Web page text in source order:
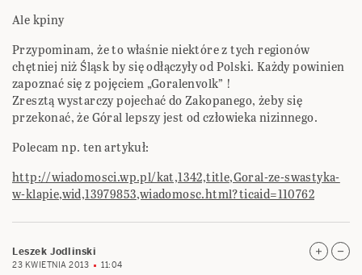
Ale kpiny
Przypominam, że to właśnie niektóre z tych regionów
chętniej niż Śląsk by się odłączyły od Polski. Każdy powinien
zapoznać się z pojęciem „Goralenvolk” !
Zresztą wystarczy pojechać do Zakopanego, żeby się
przekonać, że Góral lepszy jest od człowieka nizinnego.
Polecam np. ten artykuł:
http://wiadomosci.wp.pl/kat,1342,title,Goral-ze-swastyka-
w-klapie,wid,13979853,wiadomosc.html?ticaid=110762
Leszek Jodlinski
23 KWIETNIA 2013 11:04